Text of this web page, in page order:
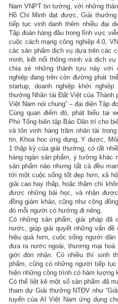
Nam VNPT tin tưởng, với những
Hồ Chí Minh đạt được, Giải
tiếp tục vinh danh thêm nhiều đại
Tập đoàn hàng đầu trong lĩnh vực
cuộc cách mạng công nghiệp 4.0,
các sản phẩm dịch vụ dựa trên các
minh, kết nối thông minh và dịch
chia sẻ những thành tựu này với
nghiệp đang trên còn đường phát
startup, doanh nghiệp khởi
thưởng Nhân tài Đất Việt của Thành
Việt Nam nói chung” – đại diện Tập
Cùng quan điểm đó, phát biểu tại
Phó Tổng biên tập Báo Dân trí cho
và tôn vinh hàng trăm nhân tài
tin, Khoa học ứng dụng, Y dược,
1 thập kỷ của giải thưởng, có rất
hàng ngàn sản phẩm, ý tưởng khác
sản phẩm nào nhưng tất cả đều
tới một cuộc sống tốt đẹp hơn, xã
giải cao hay thấp, hoặc thậm chí
được những bài học, và nhận
đồng giám khảo, cũng như cộng
đó mỗi người có hướng đi riêng.
Có những sản phẩm, giải pháp đã
nước, giúp giải quyết những vấn đề
hiệu quả hơn, cuộc sống người
đưa ra nước ngoài, thương mại
giới đón nhận. Có nhiều thí sinh
phẩm, cũng có những người tiếp
hiện những công trình có hàm lượng
Có thể liệt kê một số sản phẩm đã
tham dự Giải thưởng NTĐV như
tuyến của AI Việt Nam ứng dụng